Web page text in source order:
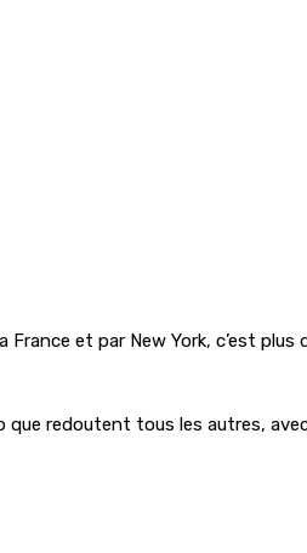
France et par New York, c’est
que redoutent tous les autres,